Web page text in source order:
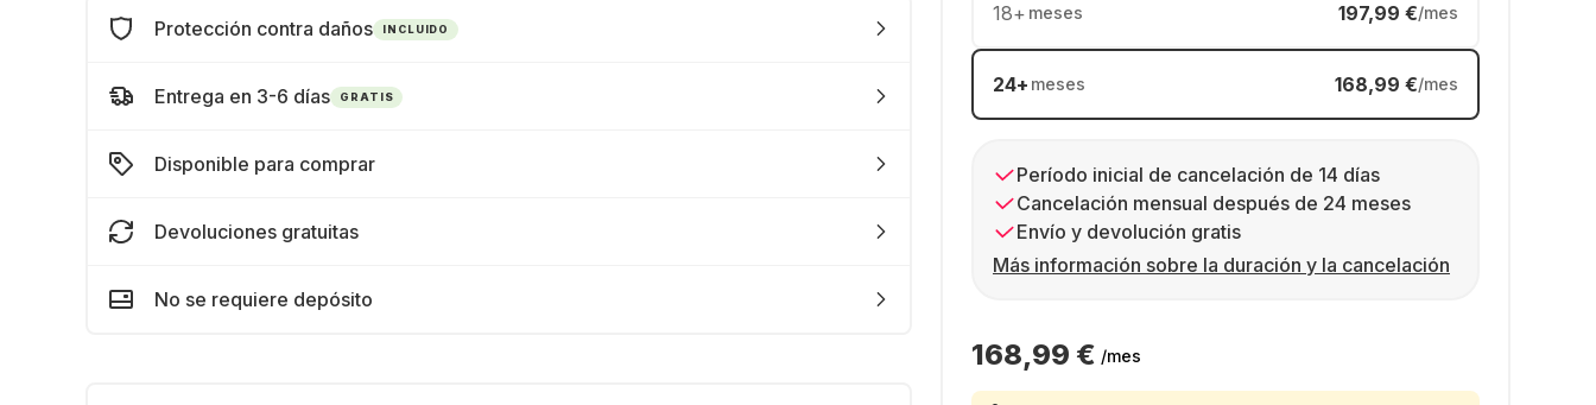
18+ meses 197,99 €/mes
24+ meses 168,99 €/mes
Período inicial de cancelación de 14 días
Cancelación mensual después de 24 meses
Envío y devolución gratis
Más información sobre la duración y la cancelación
168,99 € /mes
Protección contra daños INCLUIDO
Entrega en 3-6 días GRATIS
Disponible para comprar
Devoluciones gratuitas
No se requiere depósito